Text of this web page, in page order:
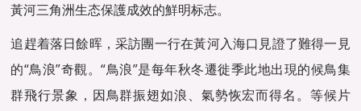
黃河三角洲生态保護成效的鮮明标志。
追趕着落日餘晖，采訪團一行在黃河入海口見證了難得一見
的“鳥浪”奇觀。“鳥浪”是每年秋冬遷徙季此地出現的候鳥集
群飛行景象，因鳥群振翅如浪、氣勢恢宏而得名。等候片